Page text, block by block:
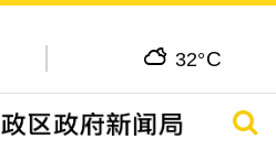
32°C
搜寻